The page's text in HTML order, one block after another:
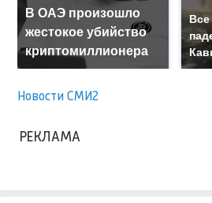
В ОАЭ произошло
жестокое убийство
криптомиллионера
Все
Новости СМИ2
РЕКЛАМА